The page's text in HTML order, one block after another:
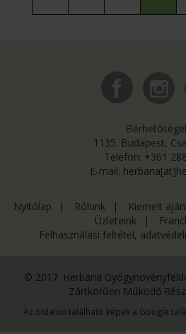
1135. Budapest,
Telefon: +361
E-mail:
Nyitólap | Rólunk | Kiemelt
Üzleteink
|
Felhasználási feltétel,
© 2017. Herbária
Zártkörűen Működő
Az oldalon található képek a Google